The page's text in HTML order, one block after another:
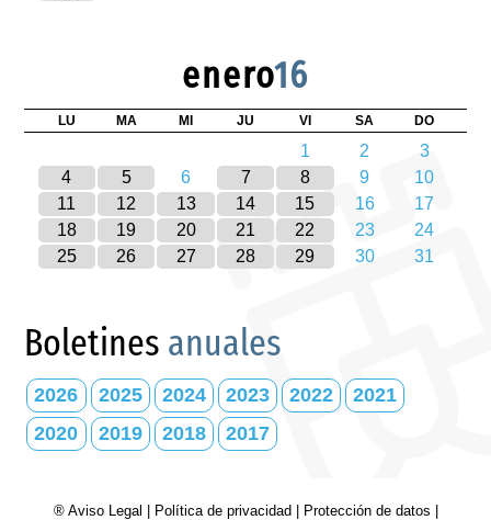
enero16
LU MA MI JU VI SA DO
1 2
3
4
5 6 7 8 9
10
11
12 13 14 15 16
17
18
19 20 21 22 23
24
25
26 27 28 29 30 31
Boletines anuales
2026 2025 2024 2023 2022
2021
2020
2019 2018 2017
® Aviso Legal Política de privacidad Protección de datos